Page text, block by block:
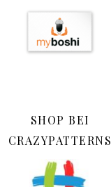
SHOP BEI
CRAZYPATTERNS